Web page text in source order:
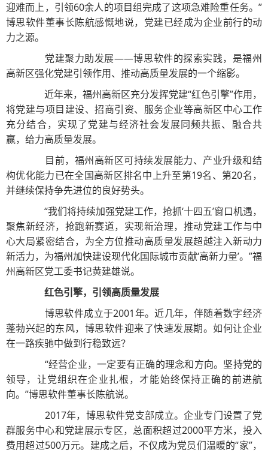
迎难而上，引领60余人的项目组完成了这项急难险重任务。”
博思软件董事长陈航感慨地说，党建已经成为企业前行的动
力之源。
党建聚力助发展——博思软件的探索实践，是福州
高新区强化党建引领作用、推动高质量发展的一个缩影。
近年来，福州高新区充分发挥党建“红色引擎”作用，
将党建与项目建设、招商引资、服务企业等高新区中心工作
充分结合，实现了党建与经济社会发展同频共振、融合共
赢，给力高质量发展。
目前，福州高新区可持续发展能力、产业升级和结
构优化能力已在全国高新区排名中上升至第19名、第20名，
并继续保持争先进位的良好势头。
“我们将持续加强党建工作，抢抓‘十四五’窗口机遇，
聚焦新经济，抢跑新赛道，实现新治理，推动党建工作与中
心大局紧密结合，为全方位推动高质量发展超越注入新动力
新活力，为福州加快建设现代化国际城市贡献‘高新力量’。”福
州高新区党工委书记黄建雄说。
红色引擎，引领高质量发展
博思软件成立于2001年。近几年，伴随着数字经济
蓬勃兴起的东风，博思软件迎来了快速发展期。如何让企业
在一路疾驰中做到行稳致远？
“经营企业，一定要有正确的理念和方向。坚持党的
领导，让党组织在企业扎根，才能始终保持正确的前进航
向。”博思软件董事长陈航说。
2017年，博思软件党支部成立。企业专门设置了党
群服务中心和党建展示专区，总面积超过2000平方米，投入
费用超过500万元。建成之后，不仅成为党员们温暖的“家”，